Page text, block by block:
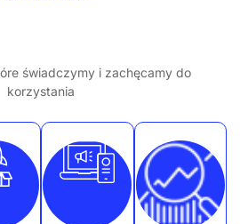
świadczymy i zachęcamy do
korzystania